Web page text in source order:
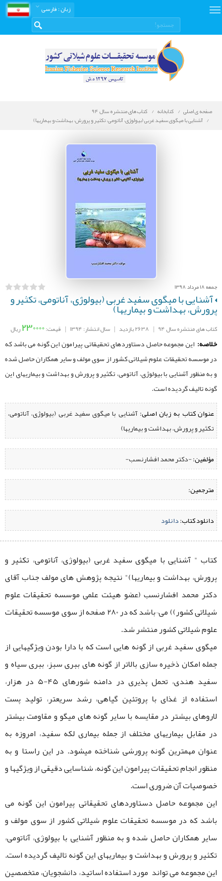
زبان: فارسی
صفحه ی اصلی کتابخانه
کتاب های منتشره سال 94
آشنایی با میگوی سفید غربی (بیولوژی، آناتومی، تکثیر و پرورش، بهداشت و بیماریها)
جمعه 18 مرداد 1398
آشنایی با میگوی سفید غربی (بیولوژی، آناتومی، تکثیر و
پرورش، بهداشت و بیماریها)
کتاب های منتشره سال 94 | 2638 بازدید | سال انتشار: 1394 | قیمت:230000ریال
خلاصه: این مجموعه حاصل دستاوردهای تحقیقاتی پیرامون این گونه می باشد که
در موسسه تحقیقات علوم شیلاتی کشور از سوی مولف و سایر همکاران حاصل شده
و به منظور آشنایی با بیولوژی، آناتومی، تکثیر و پرورش و بهداشت و بیماریهای این
گونه تالیف گردیده است.
عنوان کتاب به زبان اصلی:آشنایی با میگوی سفید غربی (بیولوژی، آناتومی،
تکثیر و پرورش، بهداشت و بیماریها)
مؤلفین:‌ -دکتر محمد افشارنسب-
مترجمین:
دانلود کتاب:دانلود
کتاب " آشنایی با میگوی سفید غربی (بیولوژی، آناتومی، تکثیر و
پرورش، بهداشت و بیماریها)" نتیجه پژوهش ‌های مولف جناب آقای
دکتر محمد افشارنسب (عضو هیئت علمی موسسه تحقیقات علوم
شیلاتی کشور)) می¬باشد که در 280 صفحه از سوی موسسه تحقیقات
علوم شیلاتی کشور منتشر شد.
میگوی سفید غربی از گونه هایی است که با دارا بودن ویژگیهایی از
جمله امکان ذخیره سازی بالاتر از گونه های ببری سبز، ببری سیاه و
سفید هندی، تحمل پذیری در دامنه شورهای 45-5 در هزار،
استفاده از غذای با پروتئین گیاهی، رشد سریعتر، تولید پست
لاروهای بیشتر در مقایسه با سایر گونه های میگو و مقاومت بیشتر
در مقابل بیماریهای مختلف از جمله بیماری لکه سفید، امروزه به
عنوان مهمترین گونه پرورشی شناخته میشود. در این راستا و به
منظور انجام تحقيقات پيرامون این گونه، شناسایی دقیقی از ویژگیها و
خصوصیات آن ضروری است.
این مجموعه حاصل دستاوردهای تحقیقاتی پیرامون این گونه می
باشد که در موسسه تحقیقات علوم شیلاتی کشور از سوی مولف و
سایر همکاران حاصل شده و به منظور آشنایی با بیولوژی، آناتومی،
تکثیر و پرورش و بهداشت و بیماریهای این گونه تالیف گردیده است.
این مجموعه می تواند مورد استفاده اساتید، دانشجویان، متخصصین